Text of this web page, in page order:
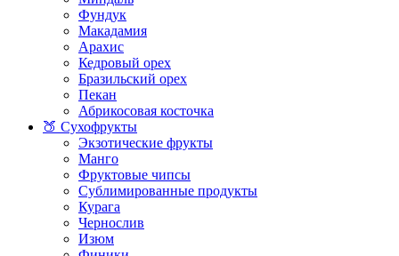
Фундук
Макадамия
Арахис
Кедровый орех
Бразильский орех
Пекан
Абрикосовая косточка
🍑 Сухофрукты
Экзотические фрукты
Манго
Фруктовые чипсы
Сублимированные продукты
Курага
Чернослив
Изюм